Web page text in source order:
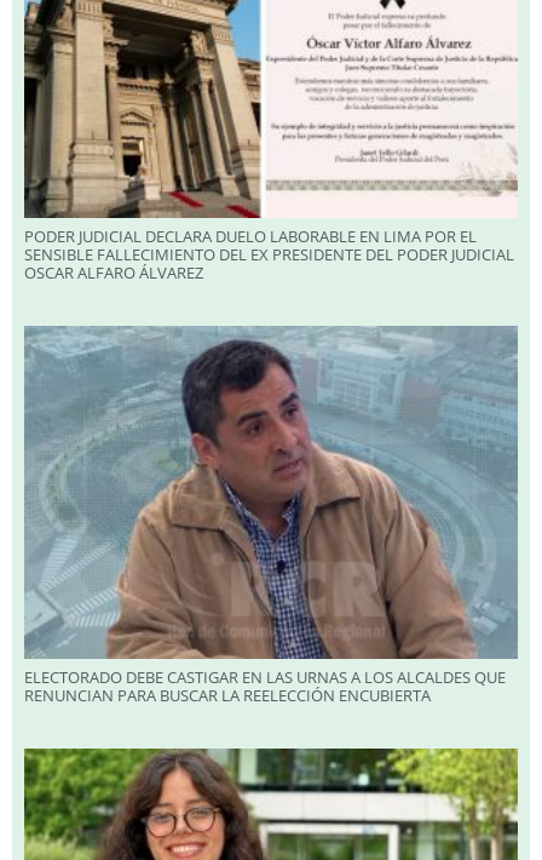
PODER JUDICIAL DECLARA DUELO LABORABLE EN LIMA POR EL
SENSIBLE FALLECIMIENTO DEL EX PRESIDENTE DEL PODER JUDICIAL
OSCAR ALFARO ÁLVAREZ
ELECTORADO DEBE CASTIGAR EN LAS URNAS A LOS ALCALDES QUE
RENUNCIAN PARA BUSCAR LA REELECCIÓN ENCUBIERTA